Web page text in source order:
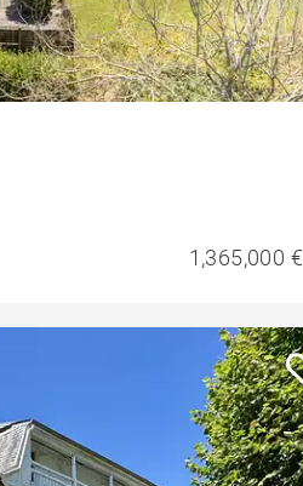
1,365,000 €